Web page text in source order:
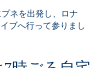
ネを出発し、ロナ
ブへ行って参りまし